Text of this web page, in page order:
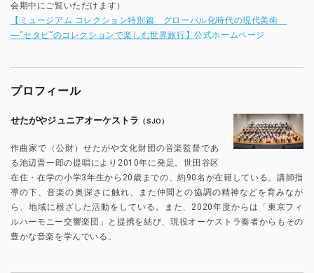
会期中にご覧いただけます）
【ミュージアム コレクション特別篇 グローバル化時代の現代美術
―“セタビ”のコレクションで楽しむ世界旅行】公式ホームページ
プロフィール
せたがやジュニアオーケストラ （SJO）
作曲家で（公財）せたがや文化財団の音楽監督であ
る池辺晋一郎の提唱により2010年に発足。世田谷区
在住・在学の小学3年生から20歳までの、約90名が在籍している。講師指
導の下、音楽の奥深さに触れ、また仲間との協調の精神などを育みなが
ら、地域に根ざした活動をしている。また、2020年度からは「東京フィ
ルハーモニー交響楽団」と提携を結び、現役オーケストラ奏者からもその
豊かな音楽を学んでいる。